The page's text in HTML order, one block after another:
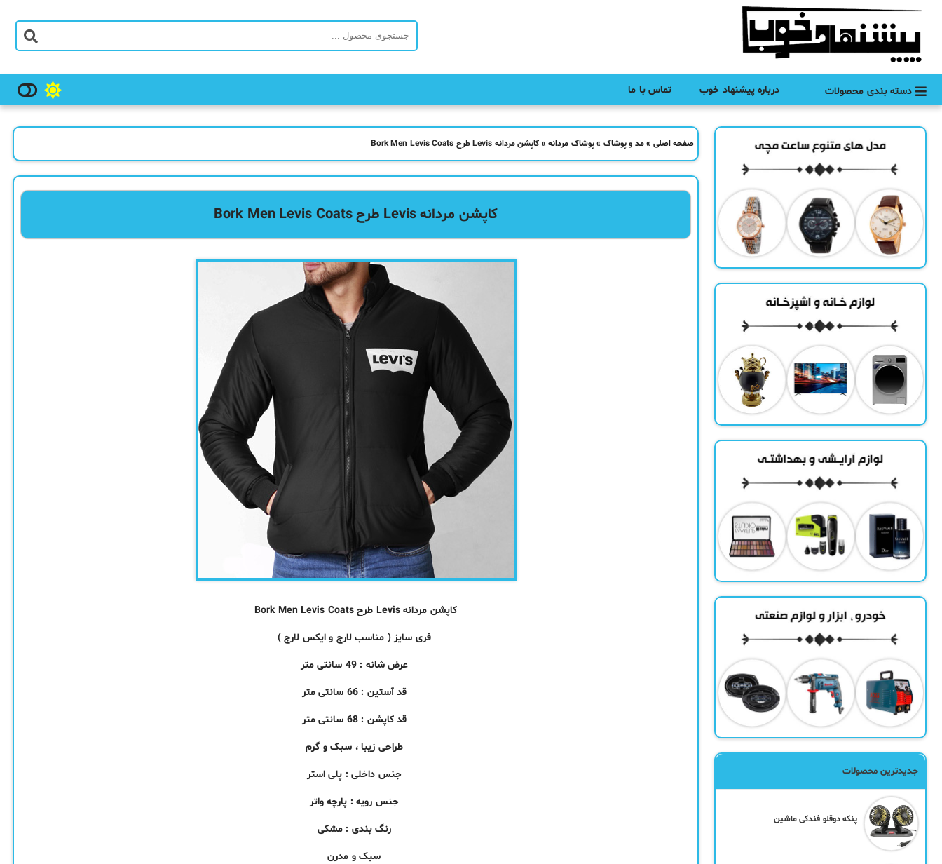
دسته بندی محصولات درباره پیشنهاد خوب تماس با ما
صفحه اصلی »مد و پوشاک »پوشاک مردانه » کاپشن مردانه Levis طرح Bork Men Levis Coats
کاپشن مردانه Levis طرح Bork Men Levis Coats
کاپشن مردانه Levis طرح Bork Men Levis Coats
فری سایز ( مناسب لارج و ایکس لارج )
عرض شانه : 49 سانتی متر
قدآستین : 66 سانتی متر
قد کاپشن : 68 سانتی متر
طراحی زیبا ، سبک و گرم
جنس داخلی : پلی استر
جنس رویه : پارچه واتر
رنگ بندی : مشکی
سبک و مدرن
جدیدترین محصولات
پنکه دوقلو فندکی ماشین